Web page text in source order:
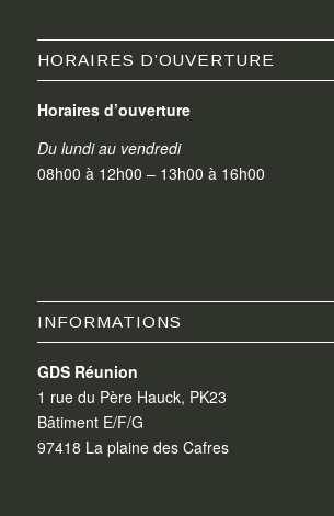
HORAIRES D’OUVERTURE
Horaires d’ouverture
Du lundi au vendredi
08h00 à 12h00 – 13h00 à 16h00
INFORMATIONS
GDS Réunion
1 rue du Père Hauck, PK23
Bâtiment E/F/G
97418 La plaine des Cafres